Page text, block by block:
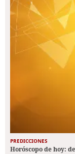
PREDICCIONES
Horóscopo de hoy: